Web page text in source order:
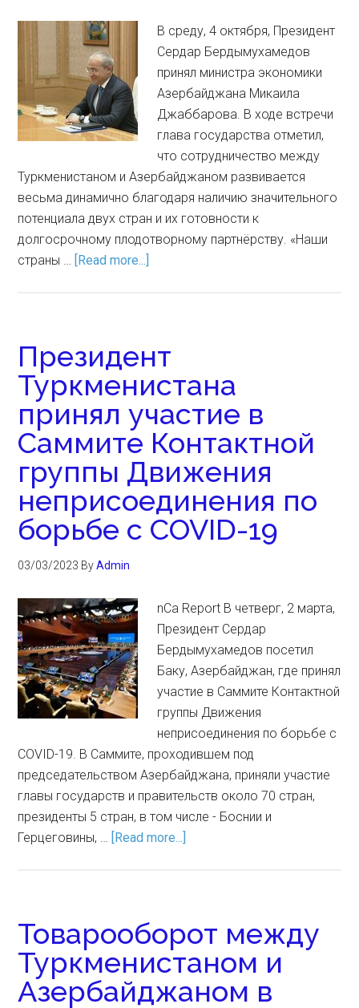
В среду, 4 октября, Президент
Сердар Бердымухамедов
принял министра экономики
Азербайджана Микаила
Джаббарова. В ходе встречи
глава государства отметил,
что сотрудничество между
Туркменистаном и Азербайджаном развивается
весьма динамично благодаря наличию значительного
потенциала двух стран и их готовности к
долгосрочному плодотворному партнёрству. «Наши
страны … [Read more...]
Президент
Туркменистана
принял участие в
Саммите Контактной
группы Движения
неприсоединения по
борьбе с COVID-19
03/03/2023 ByAdmin
nCa Report В четверг, 2 марта,
Президент Сердар
Бердымухамедов посетил
Баку, Азербайджан, где принял
участие в Саммите Контактной
группы Движения
неприсоединения по борьбе с
COVID-19. В Саммите, проходившем под
председательством Азербайджана, приняли участие
главы государств и правительств около 70 стран,
президенты 5 стран, в том числе - Боснии и
Герцеговины, … [Read more...]
Товарооборот между
Туркменистаном и
Азербайджаном в